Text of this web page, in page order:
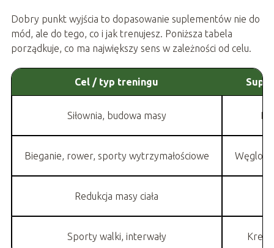
Dobry punkt wyjścia to dopasowanie suplementów nie do
mód, ale do tego, co i jak trenujesz. Poniższa tabela
porządkuje, co ma największy sens w zależności od celu.
Cel / typ treningu
Siłownia, budowa masy
Bieganie, rower, sporty wytrzymałościowe
Redukcja masy ciała
Sporty walki, interwały